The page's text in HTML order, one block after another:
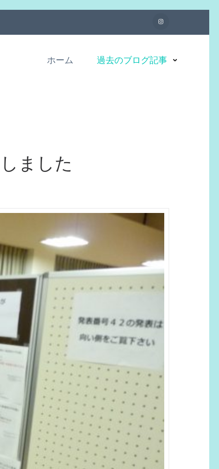
ホーム 過去のブログ記事
ました